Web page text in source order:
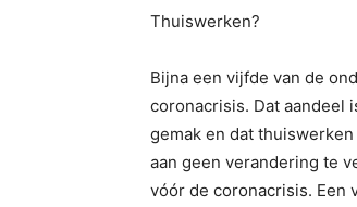
Thuiswerken?
Bijna een vijfde van de
coronacrisis. Dat aandeel
gemak en dat
aan geen verandering te
vóór de coronacrisis. Een